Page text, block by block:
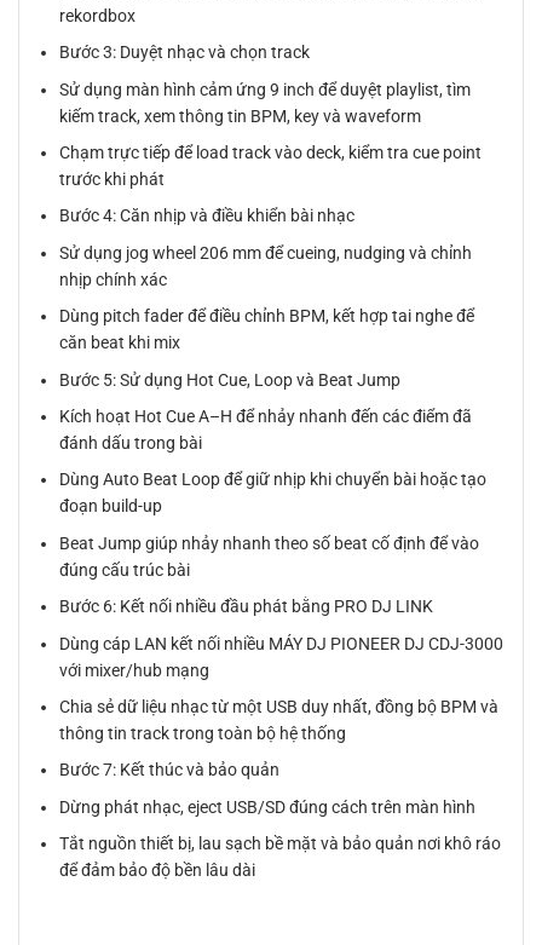
rekordbox
Bước 3: Duyệt nhạc và chọn track
Sử dụng màn hình cảm ứng 9 inch để duyệt playlist, tìm
kiếm track, xem thông tin BPM, key và waveform
Chạm trực tiếp để load track vào deck, kiểm tra cue point
trước khi phát
Bước 4: Căn nhịp và điều khiển bài nhạc
Sử dụng jog wheel 206 mm để cueing, nudging và chỉnh
nhịp chính xác
Dùng pitch fader để điều chỉnh BPM, kết hợp tai nghe để
căn beat khi mix
Bước 5: Sử dụng Hot Cue, Loop và Beat Jump
Kích hoạt Hot Cue A–H để nhảy nhanh đến các điểm đã
đánh dấu trong bài
Dùng Auto Beat Loop để giữ nhịp khi chuyển bài hoặc tạo
đoạn build-up
Beat Jump giúp nhảy nhanh theo số beat cố định để vào
đúng cấu trúc bài
Bước 6: Kết nối nhiều đầu phát bằng PRO DJ LINK
Dùng cáp LAN kết nối nhiều MÁY DJ PIONEER DJ CDJ-3000
với mixer/hub mạng
Chia sẻ dữ liệu nhạc từ một USB duy nhất, đồng bộ BPM và
thông tin track trong toàn bộ hệ thống
Bước 7: Kết thúc và bảo quản
Dừng phát nhạc, eject USB/SD đúng cách trên màn hình
Tắt nguồn thiết bị, lau sạch bề mặt và bảo quản nơi khô ráo
để đảm bảo độ bền lâu dài